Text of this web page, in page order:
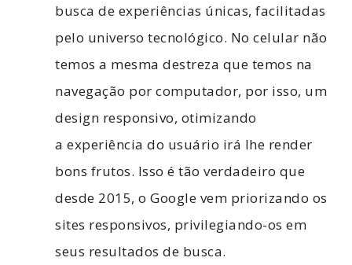
busca de experiências únicas, facilitadas
pelo universo tecnológico. No celular não
temos a mesma destreza que temos na
navegação por computador, por isso, um
design responsivo, otimizando
a experiência do usuário irá lhe render
bons frutos. Isso é tão verdadeiro que
desde 2015, o Google vem priorizando os
sites responsivos, privilegiando-os em
seus resultados de busca.